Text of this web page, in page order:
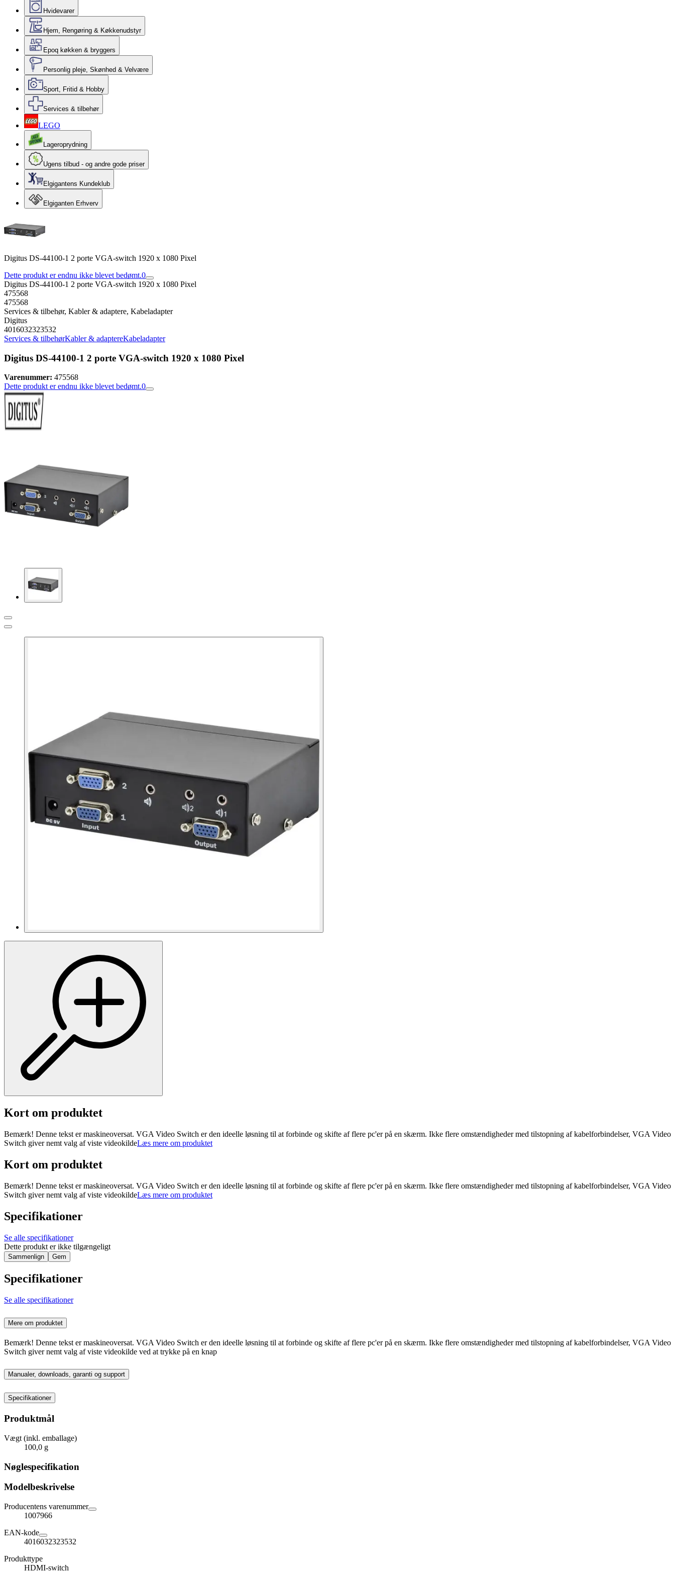
Hvidevarer
Hjem, Rengøring & Køkkenudstyr
Epoq køkken & bryggers
Personlig pleje, Skønhed & Velvære
Sport, Fritid & Hobby
Services & tilbehør
LEGO
Lageroprydning
Ugens tilbud - og andre gode priser
Elgigantens Kundeklub
Elgiganten Erhverv
Digitus DS-44100-1 2 porte VGA-switch 1920 x 1080 Pixel
Dette produkt er endnu ikke blevet bedømt.0
Digitus DS-44100-1 2 porte VGA-switch 1920 x 1080 Pixel
475568
475568
Services & tilbehør, Kabler & adaptere, Kabeladapter
Digitus
4016032323532
Services & tilbehørKabler & adaptereKabeladapter
Digitus DS-44100-1 2 porte VGA-switch 1920 x 1080 Pixel
Varenummer: 475568
Dette produkt er endnu ikke blevet bedømt.0
Kort om produktet
Bemærk! Denne tekst er maskineoversat. VGA Video Switch er den ideelle løsning til at forbinde og skifte af flere pc'er på en skærm. Ikke flere omstændigheder med tilstopning af kabelforbindelser, VGA Video
Switch giver nemt valg af viste videokildeLæs mere om produktet
Kort om produktet
Bemærk! Denne tekst er maskineoversat. VGA Video Switch er den ideelle løsning til at forbinde og skifte af flere pc'er på en skærm. Ikke flere omstændigheder med tilstopning af kabelforbindelser, VGA Video
Switch giver nemt valg af viste videokildeLæs mere om produktet
Specifikationer
Se alle specifikationer
Dette produkt er ikke tilgængeligt
Sammenlign Gem
Specifikationer
Se alle specifikationer
Mere om produktet
Bemærk! Denne tekst er maskineoversat. VGA Video Switch er den ideelle løsning til at forbinde og skifte af flere pc'er på en skærm. Ikke flere omstændigheder med tilstopning af kabelforbindelser, VGA Video
Switch giver nemt valg af viste videokilde ved at trykke på en knap
Manualer, downloads, garanti og support
Specifikationer
Produktmål
Vægt (inkl. emballage)
100,0 g
Nøglespecifikation
Modelbeskrivelse
Producentens varenummer
1007966
EAN-kode
4016032323532
Produkttype
HDMI-switch